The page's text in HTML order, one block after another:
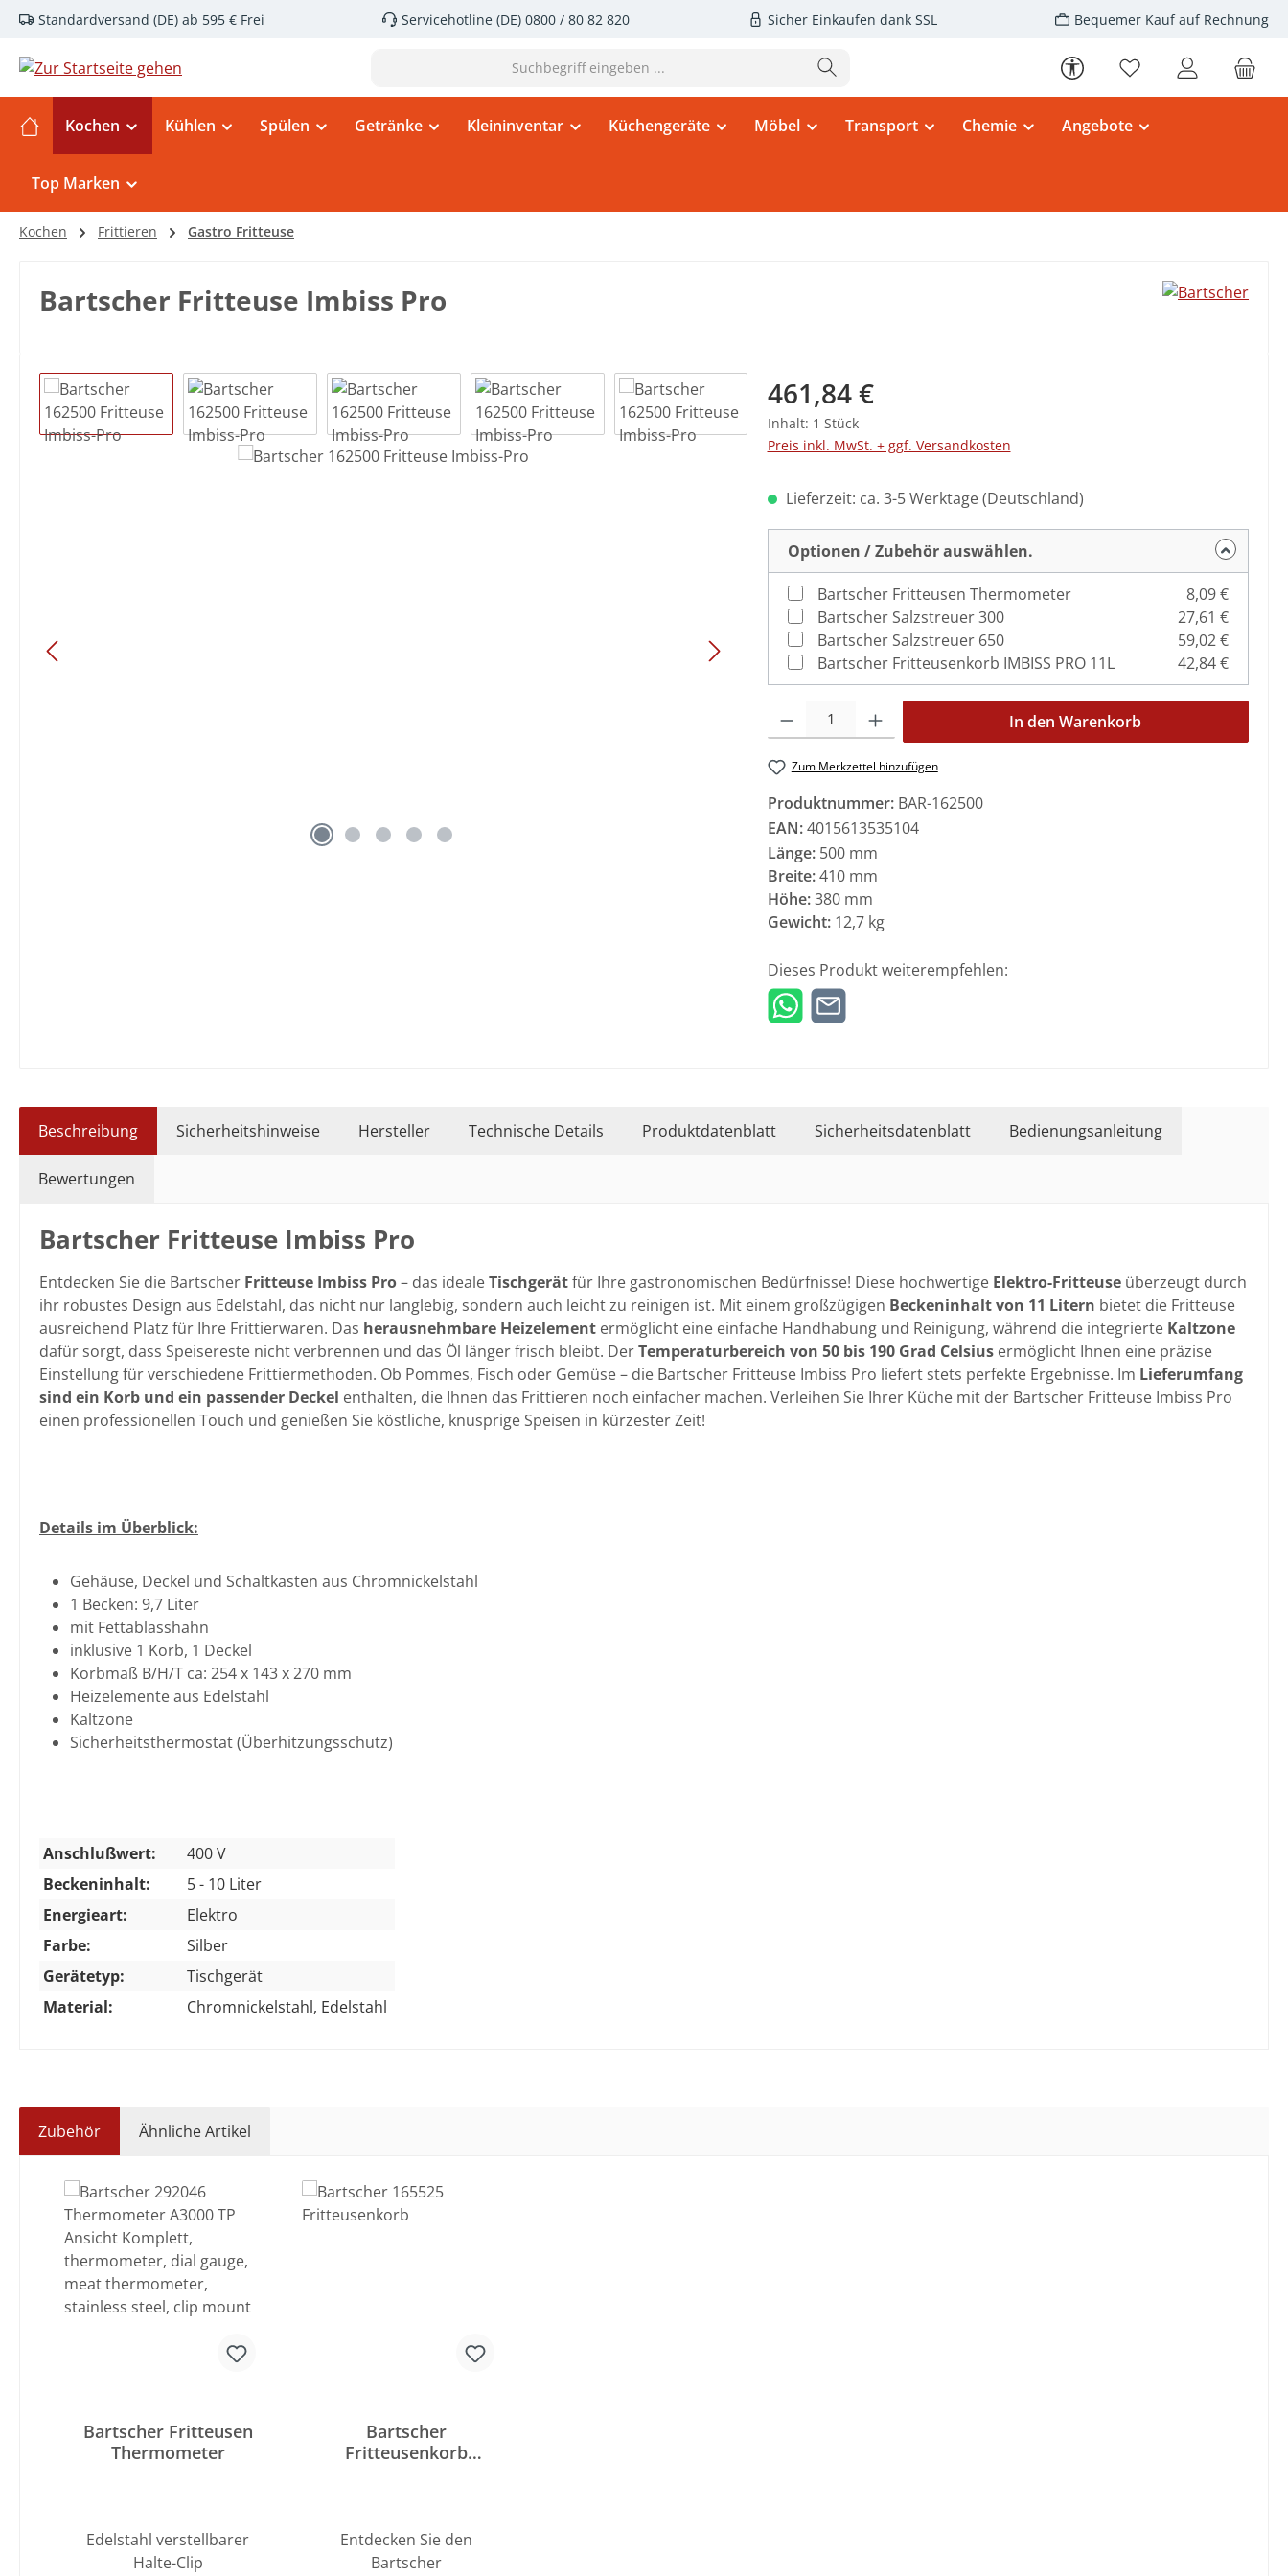
Hauptinhalt springen
Zur Suche springen
Zur Hauptnavigation springen
Standardversand (DE) ab 595 € Frei Servicehotline (DE) 0800 / 80 82 820 Sicher Einkaufen dank SSL Bequemer Kauf auf Rechnung
Werkzeugleiste anzeigen
Du hast 0 Produkte
Kochen Kühlen Spülen Getränke Kleininventar Küchengeräte Möbel Transport Chemie Angebote
Top Marken
Kochen Frittieren Gastro Fritteuse
Bartscher Fritteuse Imbiss Pro
Bildergalerie überspringen Regulärer Preis:
461,84 €
Inhalt: 1 Stück
Preis inkl. MwSt. + ggf. Versandkosten
Lieferzeit: ca. 3-5 Werktage (Deutschland)
Optionen / Zubehör auswählen.
Bartscher Fritteusen Thermometer
8,09 €
Bartscher Salzstreuer 300
27,61 €
Bartscher Salzstreuer 650
59,02 €
Bartscher Fritteusenkorb IMBISS PRO 11L
42,84 €
Produkt Anzahl: Gib den gewünschten Wert ein oder benutze die
In den Warenkorb
Zum Merkzettel hinzufügen
Produktnummer: BAR-162500
EAN:4015613535104
Länge: 500 mm
Breite:410 mm
Höhe:380 mm
Gewicht: 12,7 kg
Dieses Produkt weiterempfehlen:
Beschreibung Sicherheitshinweise Hersteller Technische Details Produktdatenblatt Sicherheitsdatenblatt Bedienungsanleitung
Bewertungen
Bartscher Fritteuse Imbiss Pro
Entdecken Sie die Bartscher Fritteuse Imbiss Pro– das idealeTischgerätfür Ihre gastronomischen Bedürfnisse! Diese hochwertige Elektro-Fritteuse überzeugt durch
ihr robustes Design aus Edelstahl, das nicht nur langlebig, sondern auch leicht zu reinigen ist. Mit einem großzügigen Beckeninhalt von 11 Litern bietet die Fritteuse
ausreichend Platz für Ihre Frittierwaren. Das herausnehmbare Heizelement ermöglicht eine einfache Handhabung und Reinigung, während die integrierte Kaltzone
dafür sorgt, dass Speisereste nicht verbrennen und das Öl länger frisch bleibt. DerTemperaturbereich von 50 bis 190 Grad Celsius ermöglicht Ihnen eine präzise
Einstellung für verschiedene Frittiermethoden. Ob Pommes, Fisch oder Gemüse – die Bartscher Fritteuse Imbiss Pro liefert stets perfekte Ergebnisse. Im Lieferumfang
sind ein Korb und ein passender Deckel enthalten, die Ihnen das Frittieren noch einfacher machen. Verleihen Sie Ihrer Küche mit der Bartscher Fritteuse Imbiss Pro
einen professionellen Touch und genießen Sie köstliche, knusprige Speisen in kürzester Zeit!
Details im Überblick:
Gehäuse, Deckel und Schaltkasten aus Chromnickelstahl
1 Becken: 9,7 Liter
mit Fettablasshahn
inklusive 1 Korb, 1 Deckel
Korbmaß B/H/T ca: 254 x 143 x 270 mm
Heizelemente aus Edelstahl
Kaltzone
Sicherheitsthermostat (Überhitzungsschutz)
Anschlußwert:
400 V
Beckeninhalt:
5 - 10 Liter
Energieart:
Elektro
Farbe:
Silber
Gerätetyp:
Tischgerät
Material:
Chromnickelstahl, Edelstahl
Zubehör Ähnliche Artikel
Produktgalerie überspringen
Bartscher Fritteusen
Thermometer
Edelstahl verstellbarer
Halte-Clip
Bartscher
Fritteusenkorb
Entdecken Sie den
Bartscher